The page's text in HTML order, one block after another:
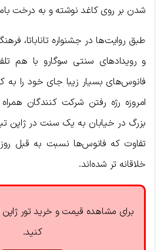
شدن بر روی کاغد نوشته و به درخت
طبق روایت‌ها در جشنواره تاناباتا،
و رویدادهای سنتی سوگارو با هم
فانوس‌های بسیار زیبا جای خود را به
امروزه رژه رفتن شرکت کنندگان
بزرگ در خیابان به یک سنت در ژاپن
تفاوت که فانوس‌ها نسبت به قبل روز
خلاقانه تر شده‌اند.
برای مشاهده قیمت و خرید تور
کنید.